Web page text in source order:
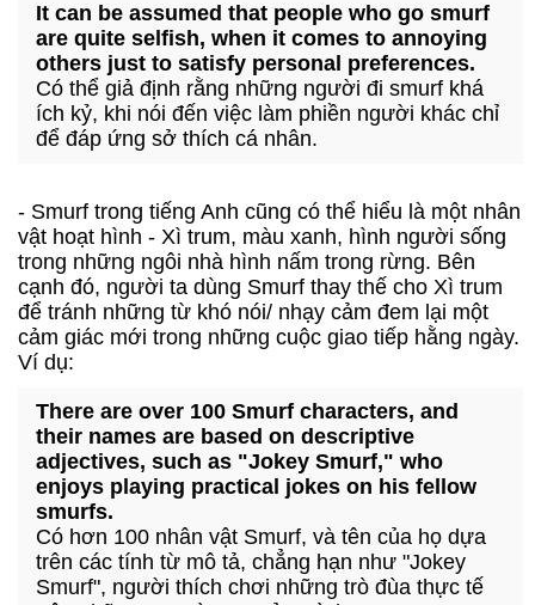
It can be assumed that people who go smurf
are quite selfish, when it comes to annoying
others just to satisfy personal preferences.
Có thể giả định rằng những người đi smurf khá
ích kỷ, khi nói đến việc làm phiền người khác chỉ
để đáp ứng sở thích cá nhân.
- Smurf trong tiếng Anh cũng có thể hiểu là một nhân
vật hoạt hình - Xì trum, màu xanh, hình người sống
trong những ngôi nhà hình nấm trong rừng. Bên
cạnh đó, người ta dùng Smurf thay thế cho Xì trum
để tránh những từ khó nói/ nhạy cảm đem lại một
cảm giác mới trong những cuộc giao tiếp hằng ngày.
Ví dụ:
There are over 100 Smurf characters, and
their names are based on descriptive
adjectives, such as "Jokey Smurf," who
enjoys playing practical jokes on his fellow
smurfs.
Có hơn 100 nhân vật Smurf, và tên của họ dựa
trên các tính từ mô tả, chẳng hạn như "Jokey
Smurf", người thích chơi những trò đùa thực tế